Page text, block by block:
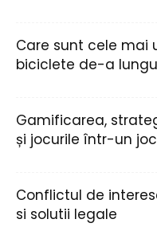
Care sunt cele mai
biciclete de-a
Gamificarea,
și jocurile într-un joc
Conflictul de
si solutii legale